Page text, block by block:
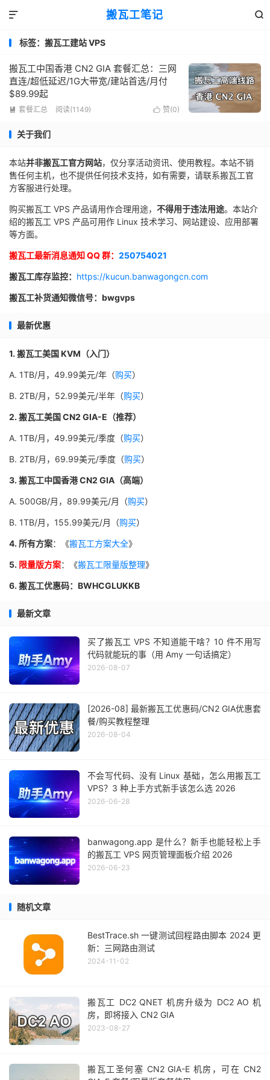
搬瓦工笔记 

标签：搬瓦工建站 VPS
搬瓦工中国香港 CN2 GIA 套餐汇总：三网
直连/超低延迟/1G大带宽/建站首选/月付
$89.99起
 套餐汇总 阅读(1149)  赞(0)
关于我们
本站并非搬瓦工官方网站，仅分享活动资讯、使用教程。本站不销
售任何主机，也不提供任何技术支持，如有需要，请联系搬瓦工官
方客服进行处理。
购买搬瓦工 VPS 产品请用作合理用途， 不得用于违法用途。本站介
绍的搬瓦工 VPS 产品可用作 Linux 技术学习、网站建设、应用部署
等方面。
搬瓦工最新消息通知 QQ 群： 250754021
搬瓦工库存监控： https://kucun.banwagongcn.com
搬瓦工补货通知微信号：bwgvps
最新优惠
1. 搬瓦工美国 KVM（入门）
A. 1TB/月，49.99美元/年（购买）
B. 2TB/月，52.99美元/半年（购买）
2. 搬瓦工美国 CN2 GIA-E（推荐）
A. 1TB/月，49.99美元/季度（购买）
B. 2TB/月，69.99美元/季度（购买）
3. 搬瓦工中国香港 CN2 GIA（高端）
A. 500GB/月，89.99美元/月（购买）
B. 1TB/月，155.99美元/月（购买）
4. 所有方案：《搬瓦工方案大全》
5. 限量版方案：《搬瓦工限量版整理》
6. 搬瓦工优惠码：BWHCGLUKKB
最新文章
买了搬瓦工 VPS 不知道能干啥？10 件不用写
代码就能玩的事（用 Amy 一句话搞定）
2026-08-07
[2026-08] 最新搬瓦工优惠码/CN2 GIA优惠套
餐/购买教程整理
2026-08-04
不会写代码、没有 Linux 基础，怎么用搬瓦工
VPS？3 种上手方式新手该怎么选 2026
2026-06-28
banwagong.app 是什么？新手也能轻松上手
的搬瓦工 VPS 网页管理面板介绍 2026
2026-06-23
随机文章
BestTrace.sh 一键测试回程路由脚本 2024 更
新：三网路由测试
2024-11-02
搬瓦工 DC2 QNET 机房升级为 DC2 AO 机
房，即将接入 CN2 GIA
2023-08-27
搬瓦工圣何塞 CN2 GIA-E 机房，可在 CN2